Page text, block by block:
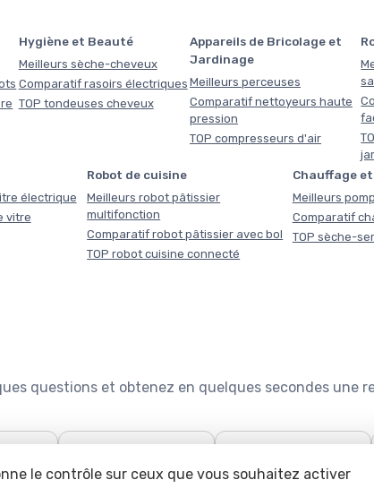
Hygiène et Beauté
Meilleurs sèche-cheveux
Comparatif rasoirs électriques
TOP tondeuses cheveux
Appareils de Bricolage et
Jardinage
Meilleurs perceuses
Comparatif nettoyeurs haute
pression
TOP compresseurs d'air
électrique
vitre
Robot de cuisine
Meilleurs robot pâtissier
multifonction
Comparatif robot pâtissier avec bol
TOP robot cuisine connecté
Chauffage
Meilleurs
Comparatif
TOP sèche-
questions et obtenez en quelques secondes une
: le
🧹
Quel aspirateur choisir ?
🍽️
Configurateur lave-
le contrôle sur ceux que vous souhaitez activer